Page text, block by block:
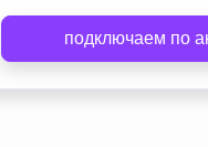
подключаем по